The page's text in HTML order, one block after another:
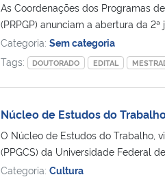
As Coordenações dos Programas
(PRPGP) anunciam a abertura da
Categoria: Sem categoria
Tags:
DOUTORADO EDITAL
Núcleo de Estudos do
O Núcleo de Estudos do Trabalho,
(PPGCS) da Universidade Federal
Categoria: Cultura